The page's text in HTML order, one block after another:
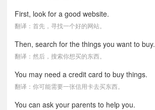
First, look for a good website.
翻译：首先，寻找一个好的网站。
Then, search for the things you want to buy.
翻译：然后，搜索你想买的东西。
You may need a credit card to buy things.
翻译：你可能需要一张信用卡去买东西。
You can ask your parents to help you.